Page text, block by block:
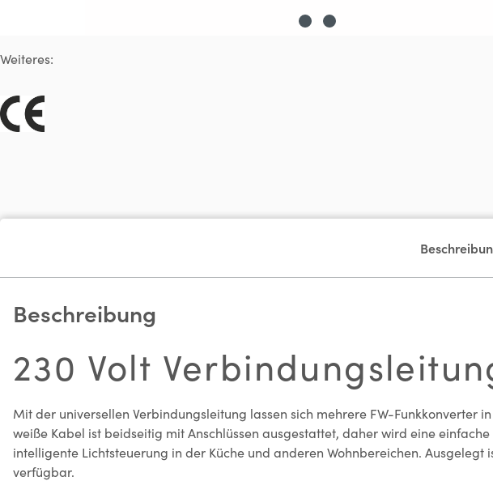
Weiteres:
Beschreibung
230 Volt
Mit der universellen Verbindungsleitung lassen sich mehrere FW-
weiße Kabel ist beidseitig mit Anschlüssen ausgestattet, daher wird eine
intelligente Lichtsteuerung in der Küche und anderen Wohnbereichen.
verfügbar.